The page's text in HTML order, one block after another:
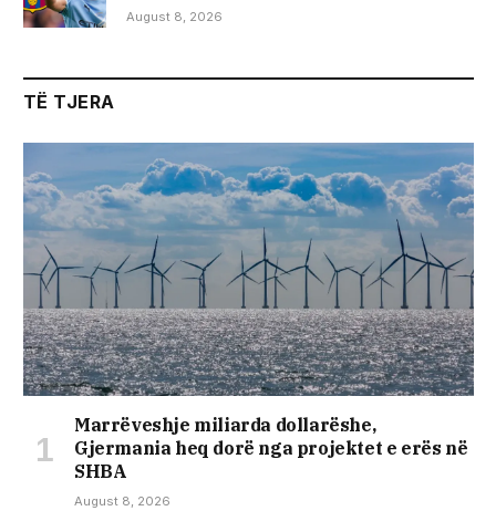
August 8, 2026
TË TJERA
Marrëveshje miliarda dollarëshe,
Gjermania heq dorë nga projektet e erës në
SHBA
August 8, 2026